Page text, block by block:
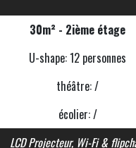
30m² - 2ième étage
U-shape: 12 personnes
théâtre: /
écolier: /
LCD Projecteur, Wi-Fi &